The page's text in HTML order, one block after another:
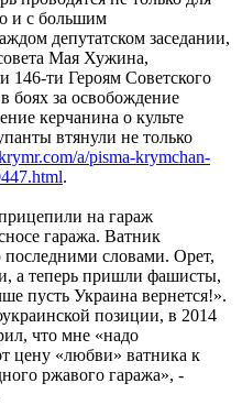
и с большим
депутатском заседании,
Мая Хужина,
146-ти Героям Советского
боях за освобождение
керчанина о культе
втянули не только
a/pisma-krymchan-
.
на гараж
гаража. Ватник
последними словами. Орет,
а теперь пришли фашисты,
пусть Украина вернется!».
позиции, в 2014
что мне «надо
цену «любви» ватника к
ржавого гаража», -